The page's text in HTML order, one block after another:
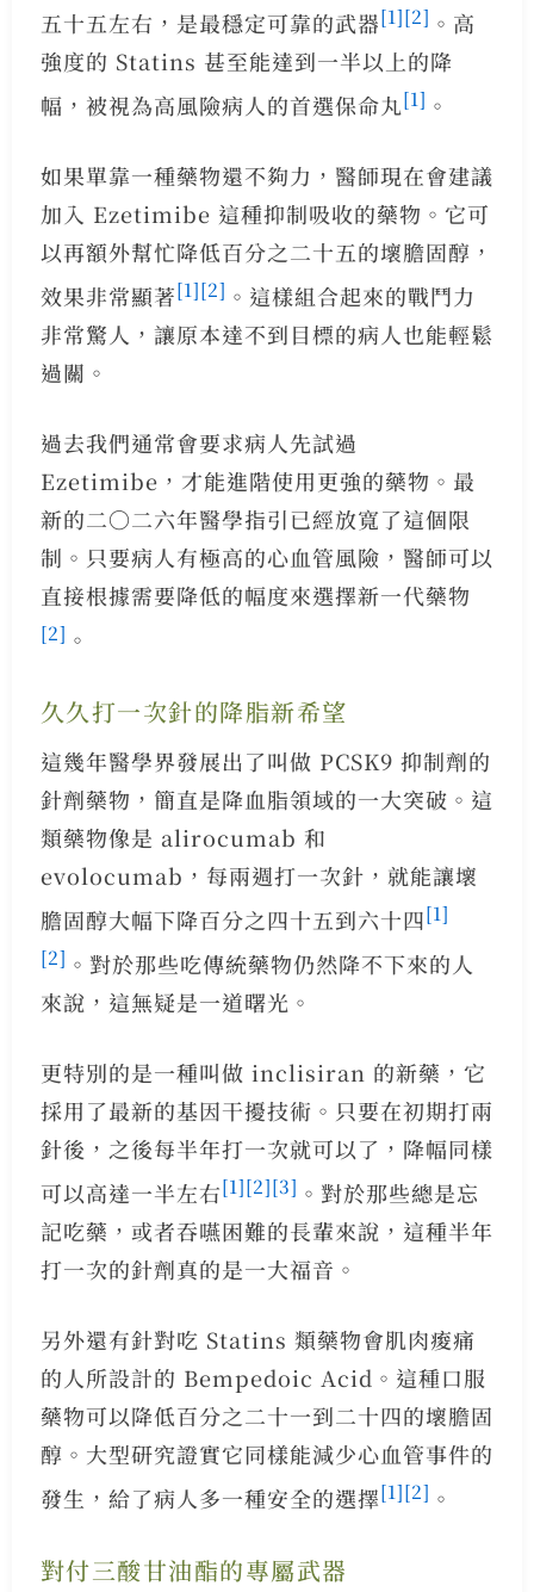
五十五左右，是最穩定可靠的武器[1][2] 。高
強度的 Statins 甚至能達到一半以上的降
幅，被視為高風險病人的首選保命丸[1] 。
如果單靠一種藥物還不夠力，醫師現在會建議
加入 Ezetimibe 這種抑制吸收的藥物。它可
以再額外幫忙降低百分之二十五的壞膽固醇，
效果非常顯著[1][2] 。這樣組合起來的戰鬥力
非常驚人，讓原本達不到目標的病人也能輕鬆
過關。
過去我們通常會要求病人先試過
Ezetimibe，才能進階使用更強的藥物。最
新的二〇二六年醫學指引已經放寬了這個限
制。只要病人有極高的心血管風險，醫師可以
直接根據需要降低的幅度來選擇新一代藥物
[2] 。
久久打一次針的降脂新希望
這幾年醫學界發展出了叫做 PCSK9 抑制劑的
針劑藥物，簡直是降血脂領域的一大突破。這
類藥物像是 alirocumab 和
evolocumab，每兩週打一次針，就能讓壞
膽固醇大幅下降百分之四十五到六十四[1]
[2] 。對於那些吃傳統藥物仍然降不下來的人
來說，這無疑是一道曙光。
更特別的是一種叫做 inclisiran 的新藥，它
採用了最新的基因干擾技術。只要在初期打兩
針後，之後每半年打一次就可以了，降幅同樣
可以高達一半左右[1][2][3] 。對於那些總是忘
記吃藥，或者吞嚥困難的長輩來說，這種半年
打一次的針劑真的是一大福音。
另外還有針對吃 Statins 類藥物會肌肉痠痛
的人所設計的 Bempedoic Acid。這種口服
藥物可以降低百分之二十一到二十四的壞膽固
醇。大型研究證實它同樣能減少心血管事件的
發生，給了病人多一種安全的選擇[1][2] 。
對付三酸甘油酯的專屬武器